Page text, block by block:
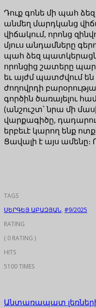
Դուք գոնե մի պահ
անմեղ մարդկանց
վիճակում, որոնց
մյուս անդամները
պահ ձեզ
որոնցից շատերը
եւ այժմ պատժվում են
ժողովրդի
գործին ծառայելու
(անշուշտ՝ նրա մի
վարքագիծը,
երբեւէ կարող ենք
Ցավալի է այս ամենը։
TAGS
ՍԵՐԳԵՅ ԱԲԱԶՅԱՆ, #9/2025
RATING
( 0 RATING )
HITS
5100 TIMES
Անտառապատ